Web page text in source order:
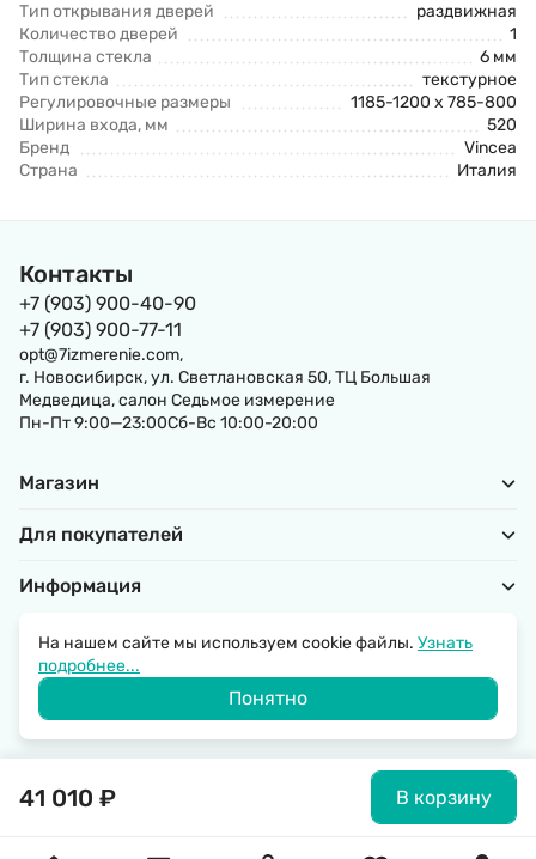
41 010 ₽ В корзину
Тип открывания дверей
раздвижная
Количество дверей
1
Толщина стекла
6 мм
Тип стекла
текстурное
Регулировочные размеры
1185-1200 x 785-800
Ширина входа, мм
520
Бренд
Vincea
Страна
Италия
Контакты
+7 (903) 900-40-90
+7 (903) 900-77-11
opt@7izmerenie.com,
г. Новосибирск, ул. Светлановская 50, ТЦ Большая
Медведица, салон Седьмое измерение
Пн-Пт 9:00—23:00Сб-Вс 10:00-20:00
Магазин
Для покупателей
Информация
© 2026 SantechRussia.
Политика обработки персональных данных
На нашем сайте мы используем cookie файлы. Узнать
подробнее...
Понятно